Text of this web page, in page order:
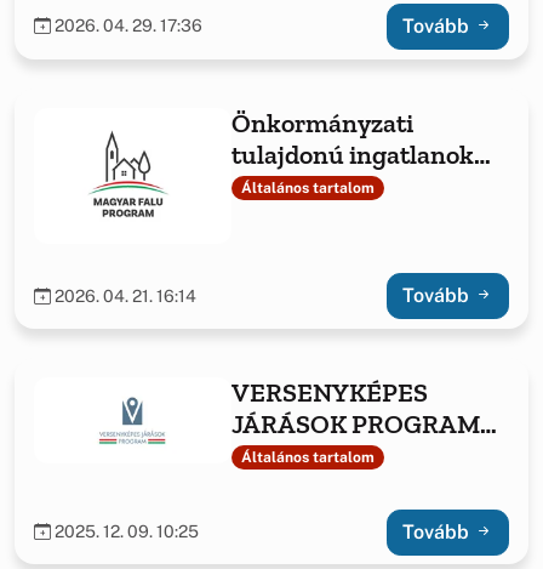
2026. 04. 29. 17:36 Tovább
Önkormányzati
tulajdonú ingatlanok
fejlesztése,
Általános tartalom
2026. 04. 21. 16:14 Tovább
VERSENYKÉPES
JÁRÁSOK PROGRAM
KERETÉBEN ELNYERT
Általános tartalom
2025. 12. 09. 10:25 Tovább